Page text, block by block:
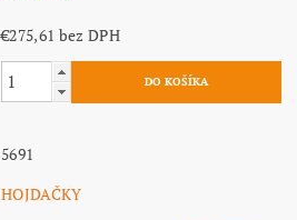
€275,61 bez DPH
5691
HOJDAČKY